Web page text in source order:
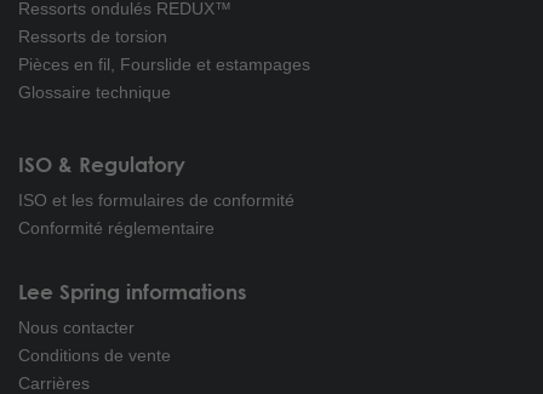
Ressorts ondulés REDUX™
Ressorts de torsion
Pièces en fil, Fourslide et estampages
Glossaire technique
ISO & Regulatory
ISO et les formulaires de conformité
Conformité réglementaire
Lee Spring informations
Nous contacter
Conditions de vente
Carrières